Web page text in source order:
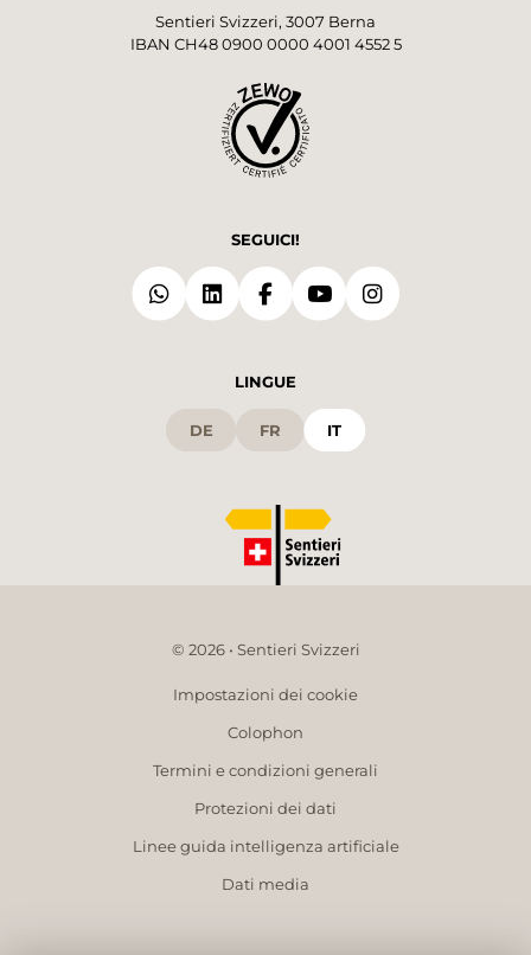
Sentieri Svizzeri, 3007 Berna
IBAN CH48 0900 0000 4001 4552 5
SEGUICI!
LINGUE
DE FR IT
© 2026 • Sentieri Svizzeri
Impostazioni dei cookie
Colophon
Termini e condizioni generali
Protezioni dei dati
Linee guida intelligenza artificiale
Dati media